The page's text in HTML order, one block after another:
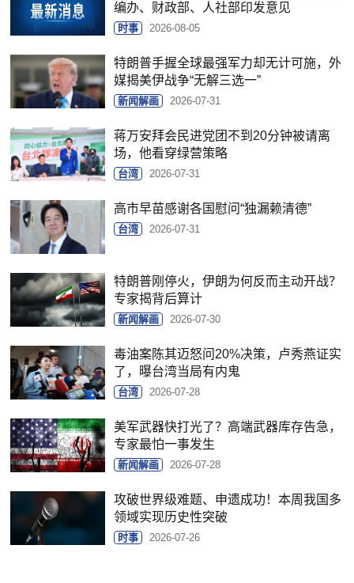
编办、财政部、人社部印发意见
时事 2026-08-05
特朗普手握全球最强军力却无计可施，外
媒揭美伊战争“无解三选一”
新闻解画 2026-07-31
蒋万安拜会民进党团不到20分钟被请离
场，他看穿绿营策略
台湾 2026-07-31
高市早苗感谢各国慰问“独漏赖清德”
台湾 2026-07-31
特朗普刚停火，伊朗为何反而主动开战？
专家揭背后算计
新闻解画 2026-07-30
毒油案陈其迈怒问20%决策，卢秀燕证实
了，曝台湾当局有内鬼
台湾 2026-07-28
美军武器快打光了？高端武器库存告急，
专家最怕一事发生
新闻解画 2026-07-28
攻破世界级难题、申遗成功！本周我国多
领域实现历史性突破
时事 2026-07-26